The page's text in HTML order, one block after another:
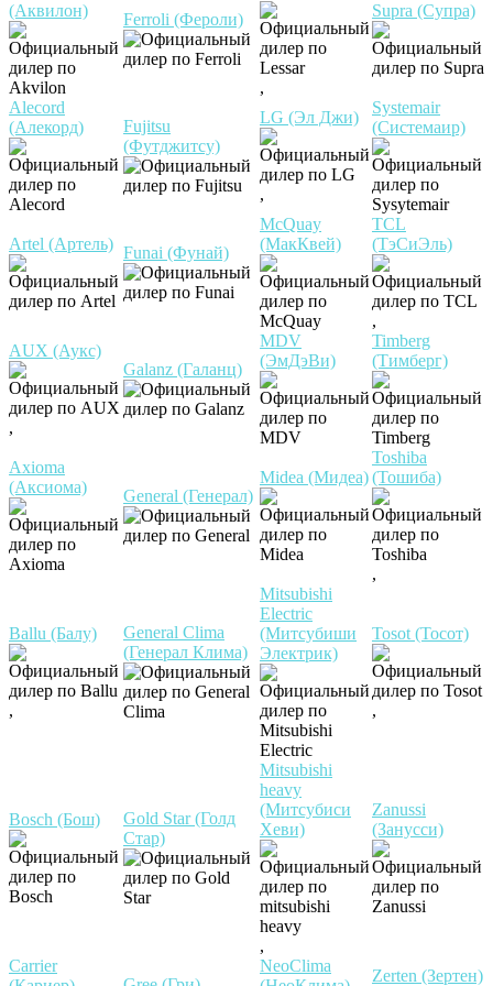
(Аквилон) Ferroli (Фероли)
,
Supra (Супра)
Alecord
(Алекорд)
Fujitsu
(Футджитсу)
LG (Эл Джи)
,
Systemair
(Системаир)
Artel (Артель) Funai (Фунай)
McQuay
(МакКвей)
TCL
(ТэСиЭль)
,
AUX (Аукс)
,
Galanz (Галанц)
MDV
(ЭмДэВи)
Timberg
(Тимберг)
Axioma
(Аксиома)
General (Генерал)
Midea (Мидеа)
Toshiba
(Тошиба)
,
Ballu (Балу)
,
General Clima
(Генерал Клима)
Mitsubishi
Electric
(Митсубиши
Электрик)
Tosot (Тосот)
,
Bosch (Бош)
Gold Star (Голд
Стар)
Mitsubishi
heavy
(Митсубиси
Хеви)
,
Zanussi
(Занусси)
Carrier
NeoClima
Zerten (Зертен)